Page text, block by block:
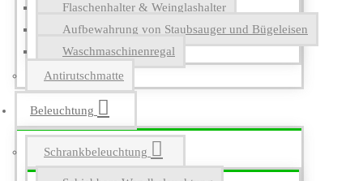
Flaschenhalter & Weinglashalter
Aufbewahrung von Staubsauger und Bügeleisen
Waschmaschinenregal
Antirutschmatte
Beleuchtung
Schrankbeleuchtung